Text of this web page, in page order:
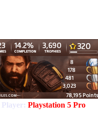
Player: Playstation 5 Pro